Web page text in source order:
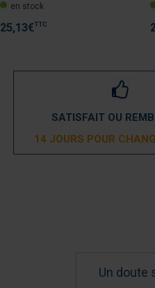
en stock
25,13€TTC
SATISFAIT OU
14 JOURS POUR
Un doute